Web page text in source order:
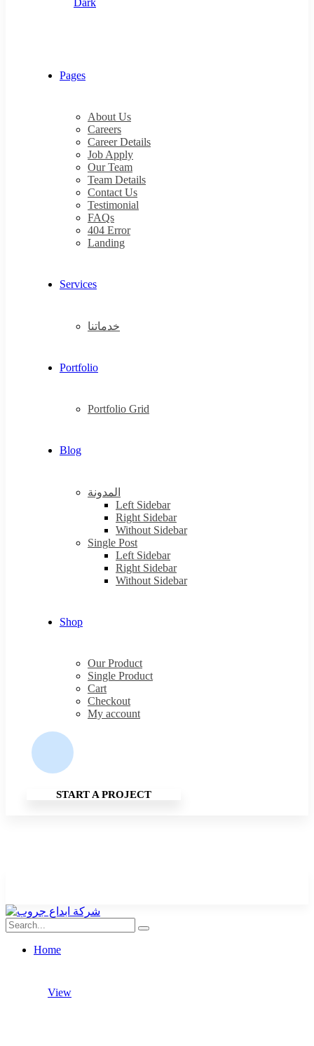
Dark
Pages
About Us
Careers
Career Details
Job Apply
Our Team
Team Details
Contact Us
Testimonial
FAQs
404 Error
Landing
Services
خدماتنا
Portfolio
Portfolio Grid
Blog
المدونة
Left Sidebar
Right Sidebar
Without Sidebar
Single Post
Left Sidebar
Right Sidebar
Without Sidebar
Shop
Our Product
Single Product
Cart
Checkout
My account
START A PROJECT
Home
View